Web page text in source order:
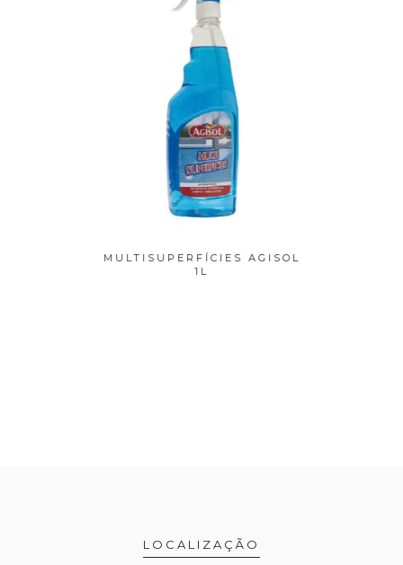
MULTISUPERFÍCIES AGISOL
1L
LOCALIZAÇÃO